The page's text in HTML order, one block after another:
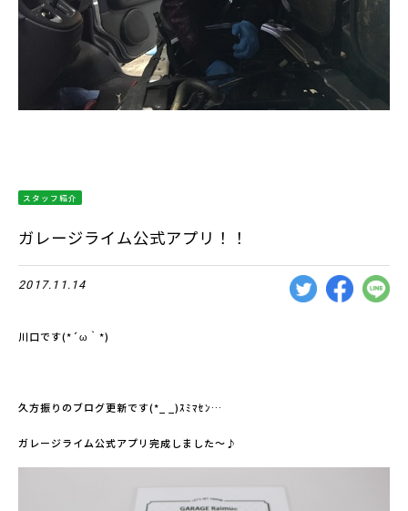
スタッフ紹介
ガレージライム公式アプリ！！
2017.11.14
川口です(*´ω｀*)
久方振りのブログ更新です(*_ _)ｽﾐﾏｾﾝ…
ガレージライム公式アプリ完成しました～♪